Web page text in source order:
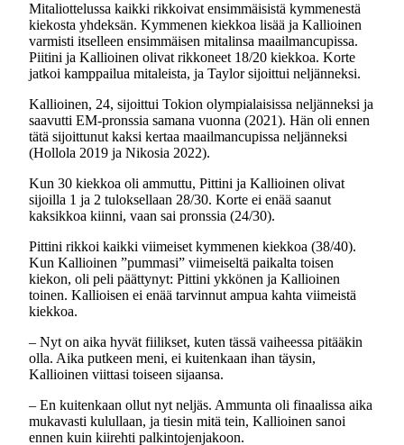
Mitaliottelussa kaikki rikkoivat ensimmäisistä kymmenestä
kiekosta yhdeksän. Kymmenen kiekkoa lisää ja Kallioinen
varmisti itselleen ensimmäisen mitalinsa maailmancupissa.
Piitini ja Kallioinen olivat rikkoneet 18/20 kiekkoa. Korte
jatkoi kamppailua mitaleista, ja Taylor sijoittui neljänneksi.
Kallioinen, 24, sijoittui Tokion olympialaisissa neljänneksi ja
saavutti EM-pronssia samana vuonna (2021). Hän oli ennen
tätä sijoittunut kaksi kertaa maailmancupissa neljänneksi
(Hollola 2019 ja Nikosia 2022).
Kun 30 kiekkoa oli ammuttu, Pittini ja Kallioinen olivat
sijoilla 1 ja 2 tuloksellaan 28/30. Korte ei enää saanut
kaksikkoa kiinni, vaan sai pronssia (24/30).
Pittini rikkoi kaikki viimeiset kymmenen kiekkoa (38/40).
Kun Kallioinen ”pummasi” viimeiseltä paikalta toisen
kiekon, oli peli päättynyt: Pittini ykkönen ja Kallioinen
toinen. Kallioisen ei enää tarvinnut ampua kahta viimeistä
kiekkoa.
– Nyt on aika hyvät fiilikset, kuten tässä vaiheessa pitääkin
olla. Aika putkeen meni, ei kuitenkaan ihan täysin,
Kallioinen viittasi toiseen sijaansa.
– En kuitenkaan ollut nyt neljäs. Ammunta oli finaalissa aika
mukavasti kulullaan, ja tiesin mitä tein, Kallioinen sanoi
ennen kuin kiirehti palkintojenjakoon.